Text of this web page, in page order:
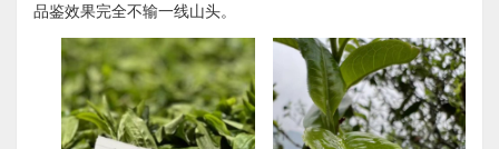
品鉴效果完全不输一线山头。